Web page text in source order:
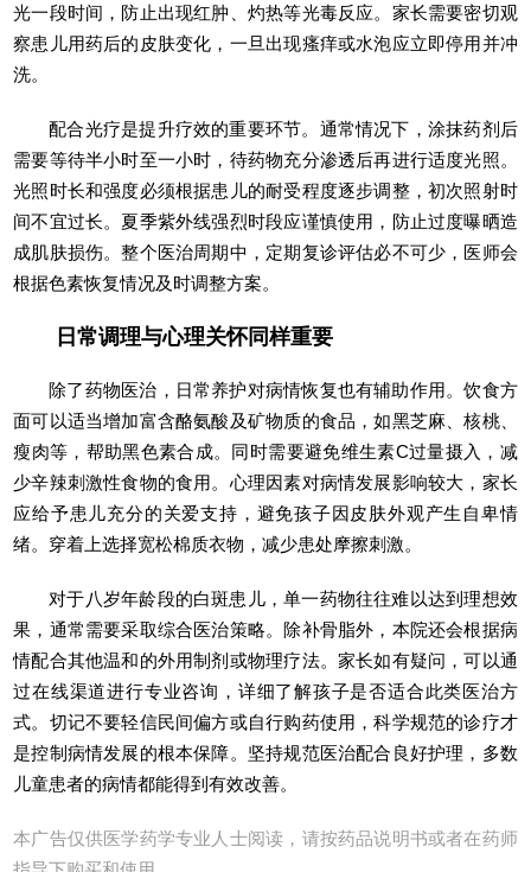
光一段时间，防止出现红肿、灼热等光毒反应。家长需要密切观
察患儿用药后的皮肤变化，一旦出现瘙痒或水泡应立即停用并冲
洗。
配合光疗是提升疗效的重要环节。通常情况下，涂抹药剂后
需要等待半小时至一小时，待药物充分渗透后再进行适度光照。
光照时长和强度必须根据患儿的耐受程度逐步调整，初次照射时
间不宜过长。夏季紫外线强烈时段应谨慎使用，防止过度曝晒造
成肌肤损伤。整个医治周期中，定期复诊评估必不可少，医师会
根据色素恢复情况及时调整方案。
日常调理与心理关怀同样重要
除了药物医治，日常养护对病情恢复也有辅助作用。饮食方
面可以适当增加富含酪氨酸及矿物质的食品，如黑芝麻、核桃、
瘦肉等，帮助黑色素合成。同时需要避免维生素C过量摄入，减
少辛辣刺激性食物的食用。心理因素对病情发展影响较大，家长
应给予患儿充分的关爱支持，避免孩子因皮肤外观产生自卑情
绪。穿着上选择宽松棉质衣物，减少患处摩擦刺激。
对于八岁年龄段的白斑患儿，单一药物往往难以达到理想效
果，通常需要采取综合医治策略。除补骨脂外，本院还会根据病
情配合其他温和的外用制剂或物理疗法。家长如有疑问，可以通
过在线渠道进行专业咨询，详细了解孩子是否适合此类医治方
式。切记不要轻信民间偏方或自行购药使用，科学规范的诊疗才
是控制病情发展的根本保障。坚持规范医治配合良好护理，多数
儿童患者的病情都能得到有效改善。
本广告仅供医学药学专业人士阅读，请按药品说明书或者在药师